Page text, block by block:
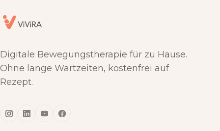
Digitale Bewegungstherapie für zu Hause.
Ohne lange Wartzeiten, kostenfrei auf
Rezept.